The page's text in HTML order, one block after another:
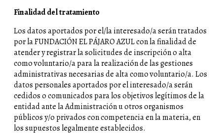
Finalidad del tratamiento
Los datos aportados por el/la interesado/a serán tratados
por la FUNDACIÓN EL PÁJARO AZUL con la finalidad de
atender y registrar la solicitudes de inscripción o alta
como voluntario/a para la realización de las gestiones
administrativas necesarias de alta como voluntario/a. Los
datos personales aportados por el interesado/a serán
cedidos o comunicados para los objetivos legítimos de la
entidad ante la Administración u otros organismos
públicos y/o privados con competencia en la materia, en
los supuestos legalmente establecidos.